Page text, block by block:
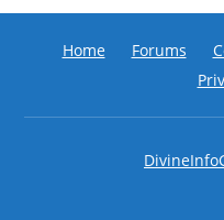
Home Forums